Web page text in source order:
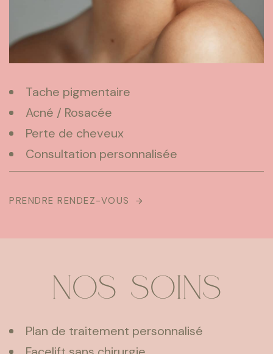
Tache pigmentaire
Acné / Rosacée
Perte de cheveux
Consultation personnalisée
PRENDRE RENDEZ-VOUS
Nos soins
Plan de traitement personnalisé